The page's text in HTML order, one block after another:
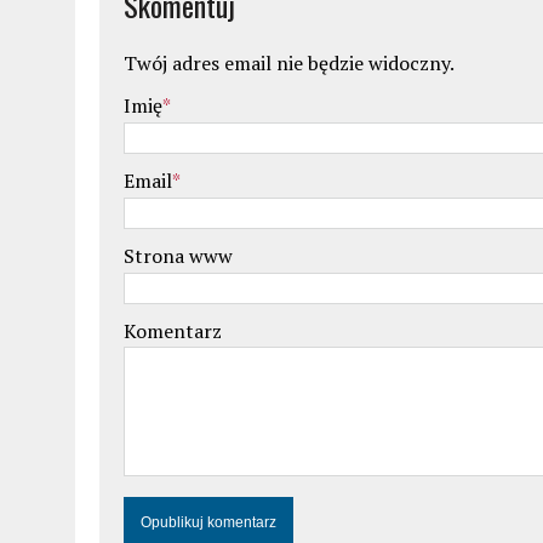
Twój adres email nie będzie widoczny.
Imię*
Email*
Strona www
Komentarz